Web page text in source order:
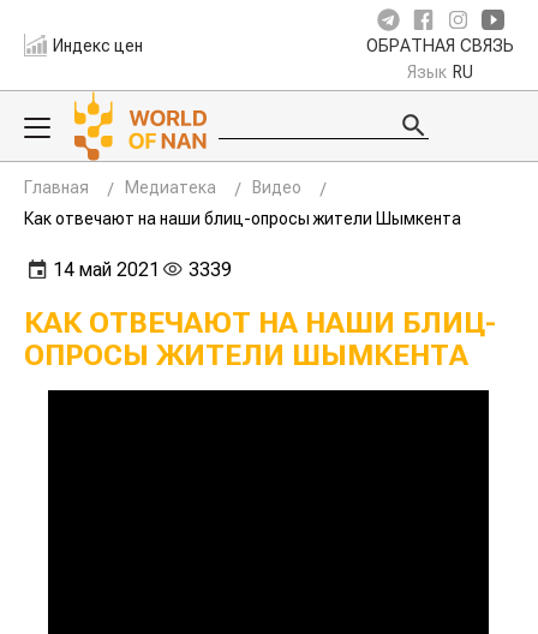
Индекс цен ОБРАТНАЯ СВЯЗЬ
Язык RU
Главная Медиатека
Видео
Как отвечают на наши блиц-опросы жители Шымкента
14 май 2021 3339
КАК ОТВЕЧАЮТ НА НАШИ БЛИЦ-
ОПРОСЫ ЖИТЕЛИ ШЫМКЕНТА